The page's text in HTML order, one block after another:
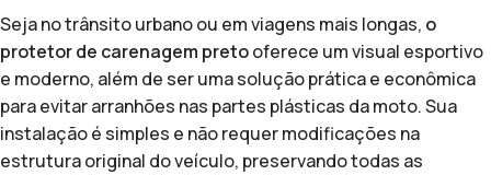
Seja no trânsito urbano ou em viagens mais longas, o
protetor de carenagem pretooferece um visual esportivo
e moderno, além de ser uma solução prática e econômica
para evitar arranhões nas partes plásticas da moto. Sua
instalação é simples e não requer modificações na
estrutura original do veículo, preservando todas as